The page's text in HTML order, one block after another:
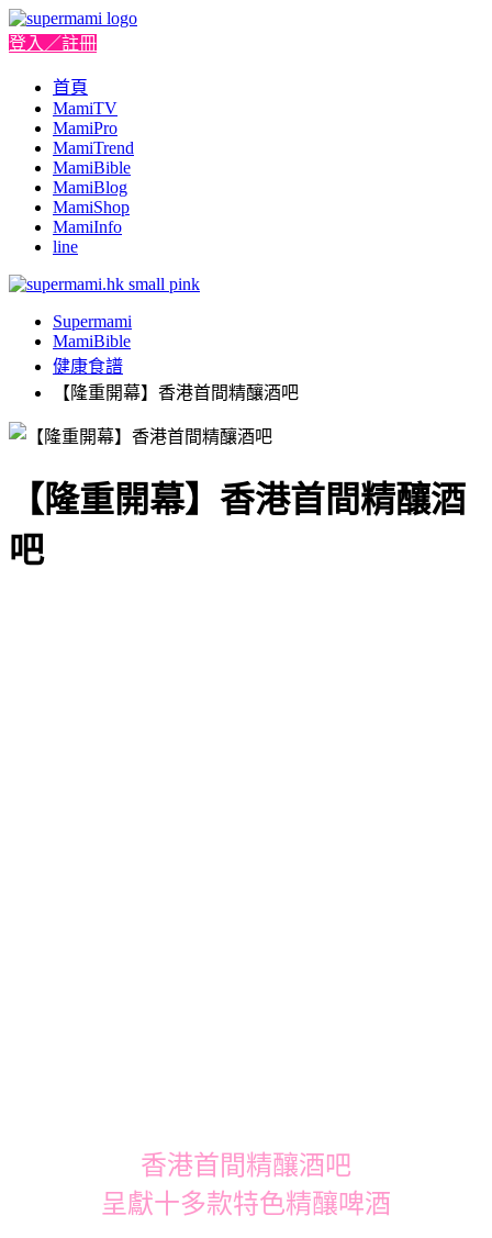
登入／註冊
首頁
MamiTV
MamiPro
MamiTrend
MamiBible
MamiBlog
MamiShop
MamiInfo
line
Supermami
MamiBible
健康食譜
【隆重開幕】香港首間精釀酒吧
【隆重開幕】香港首間精釀酒
吧
香港首間精釀酒吧
呈獻十多款特色精釀啤酒